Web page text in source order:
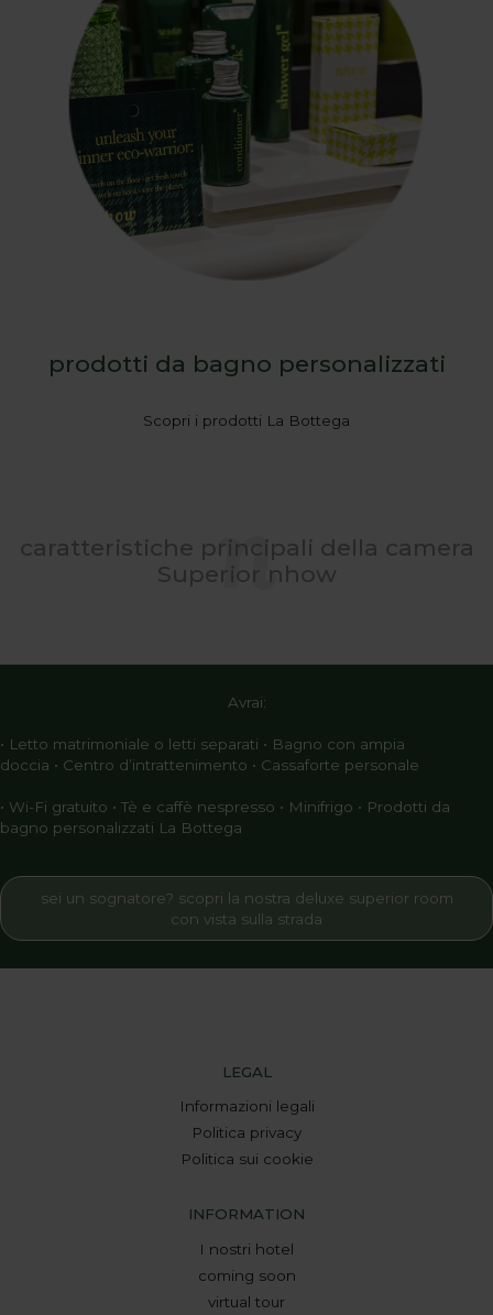
prodotti da bagno personalizzati
Scopri i prodotti La Bottega
caratteristiche principali della camera
Superior nhow
Avrai:
• Letto matrimoniale o letti separati • Bagno con ampia
doccia • Centro d’intrattenimento • Cassaforte personale
• Wi-Fi gratuito • Tè e caffè nespresso • Minifrigo • Prodotti da
bagno personalizzati La Bottega
sei un sognatore? scopri la nostra deluxe superior room
con vista sulla strada
LEGAL
Informazioni legali
Politica privacy
Politica sui cookie
INFORMATION
I nostri hotel
coming soon
virtual tour